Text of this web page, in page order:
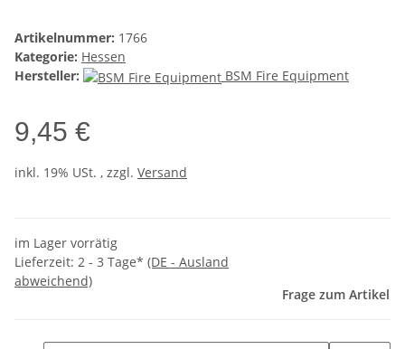
Artikelnummer: 1766
Kategorie: Hessen
Hersteller:
BSM Fire Equipment
9,45 €
inkl. 19% USt. , zzgl. Versand
im Lager vorrätig
Lieferzeit: 2 - 3 Tage* (DE - Ausland
abweichend)
Frage zum Artikel